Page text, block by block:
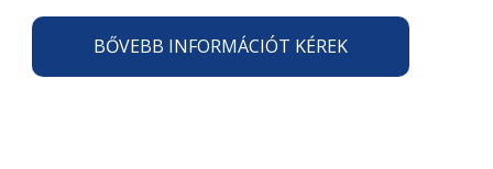
BŐVEBB INFORMÁCIÓT KÉREK